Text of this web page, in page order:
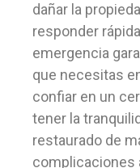
dañar la
responder
emergencia
que necesitas
confiar en un
tener la
restaurado de
complicaciones